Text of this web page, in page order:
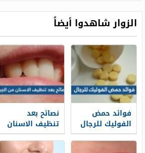
بمعدلات مختلفةالزوار شاهدوا أيضاً
فوائد حمض
الفوليك للرجال
نصائح بعد
تنظيف الاسنان
من الجير
لابتسامة أفضل